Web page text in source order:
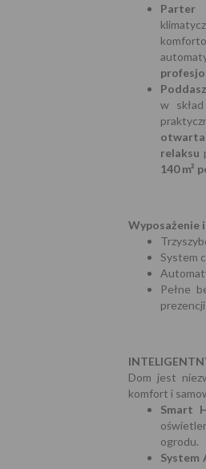
Parter
w
relaksu
140 m²
Wyposażenie
System
Pełne
Dom jest
komfort i
Smart
ogrodu.
System